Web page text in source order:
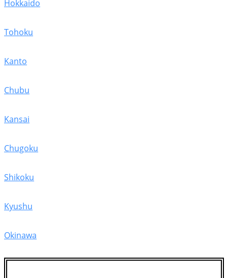
Hokkaido
Tohoku
Kanto
Chubu
Kansai
Chugoku
Shikoku
Kyushu
Okinawa